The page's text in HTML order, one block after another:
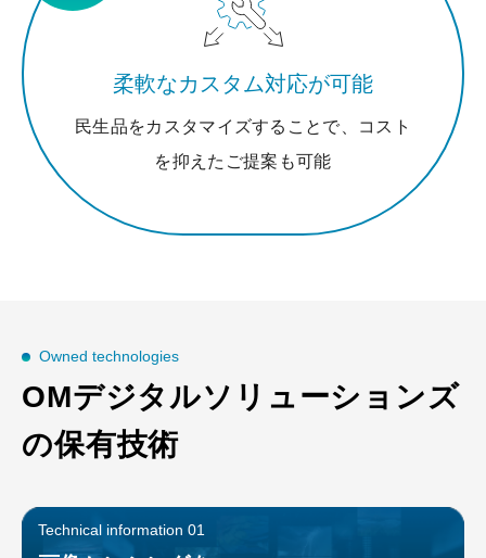
柔軟なカスタム対応が可能
民生品をカスタマイズすることで、コスト
を抑えたご提案も可能
Owned technologies
OMデジタルソリューションズ
の保有技術
Technical information 01